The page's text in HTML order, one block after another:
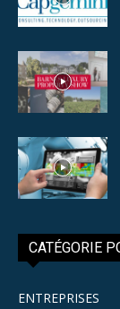
CATÉGORIE
ENTREPRISES